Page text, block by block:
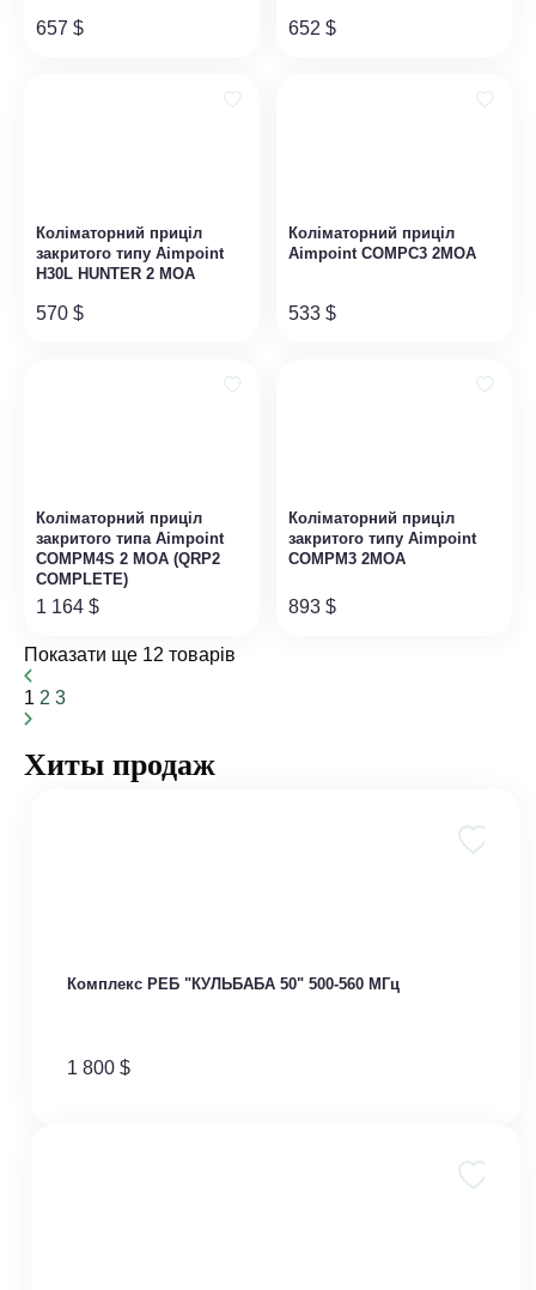
657 $ 652 $
Коліматорний приціл
закритого типу Aimpoint
H30L HUNTER 2 MOA
570 $
Коліматорний приціл
Aimpoint COMPС3 2MOA
533 $
Коліматорний приціл
закритого типа Aimpoint
COMPM4S 2 MOA (QRP2
COMPLETE)
1 164 $
Коліматорний приціл
закритого типу Aimpoint
COMPM3 2MOA
893 $
Показати ще 12 товарів
1 2 3
Хиты продаж
Комплекс РЕБ "КУЛЬБАБА 50" 500-560 МГц
1 800 $